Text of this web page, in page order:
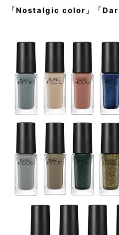
「Nostalgic color」「